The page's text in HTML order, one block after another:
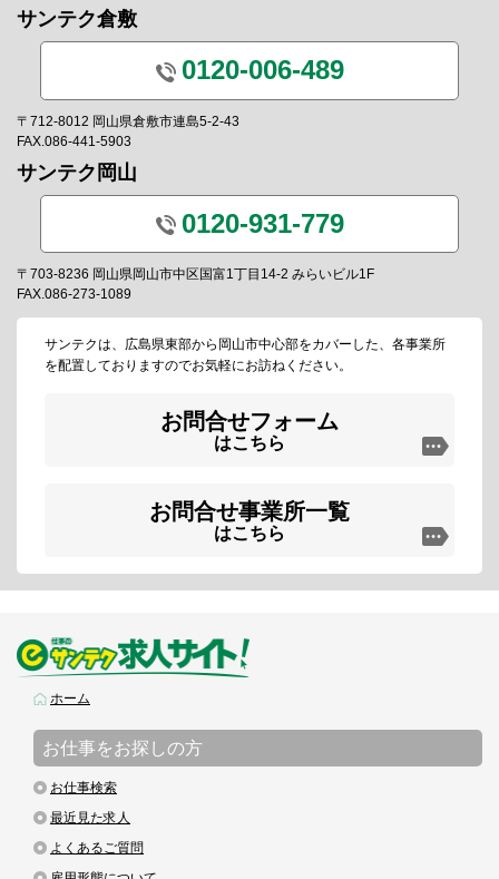
サンテク倉敷
0120-006-489
〒712-8012 岡山県倉敷市連島5-2-43
FAX.086-441-5903
サンテク岡山
0120-931-779
〒703-8236 岡山県岡山市中区国富1丁目14-2 みらいビル1F
FAX.086-273-1089
サンテクは、広島県東部から岡山市中心部をカバーした、各事業所
を配置しておりますのでお気軽にお訪ねください。
お問合せフォーム
はこちら
お問合せ事業所一覧
はこちら
ホーム
お仕事をお探しの方
お仕事検索
最近見た求人
よくあるご質問